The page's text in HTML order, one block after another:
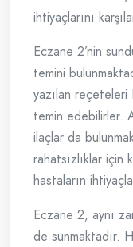
ihtiyaçlarını
Eczane 2’nin
temini
yazılan reçeteleri
temin edebilirler.
ilaçlar da
rahatsızlıklar için
hastaların
Eczane 2, aynı
de sunmaktadır.